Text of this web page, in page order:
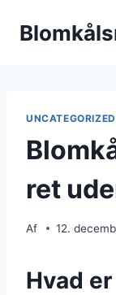
UNCATEGORIZED
ret
Af 12.
Hvad